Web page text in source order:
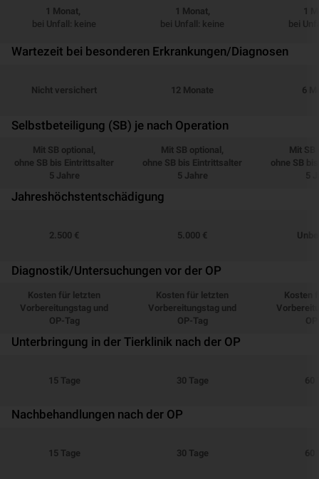
1 Monat,
bei Unfall: keine
1 Monat,
bei Unfall: keine
1
bei
Wartezeit bei besonderen Erkrankungen/Diagnosen
Nicht versichert 12 Monate 6
Selbstbeteiligung (SB) je nach Operation
Mit SB optional,
ohne SB bis Eintrittsalter
5 Jahre
Mit SB optional,
ohne SB bis Eintrittsalter
5 Jahre
Mit SB
ohne SB
Jahreshöchstentschädigung
2.500 € 5.000 €
Diagnostik/Untersuchungen vor der OP
Kosten für letzten
Vorbereitungstag und
OP-Tag
Kosten für letzten
Vorbereitungstag und
OP-Tag
Kosten
Unterbringung in der Tierklinik nach der OP
15 Tage 30 Tage 60
Nachbehandlungen nach der OP
15 Tage 30 Tage 60